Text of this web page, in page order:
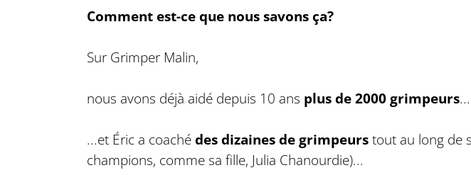
Comment est-ce que nous savons ça?
Sur Grimper Malin,
nous avons déjà aidé depuis 10 ans plus de 2000 grimpeurs...
...et Éric a coachédes dizaines de grimpeurstout au long de
champions, comme sa fille, Julia Chanourdie)...